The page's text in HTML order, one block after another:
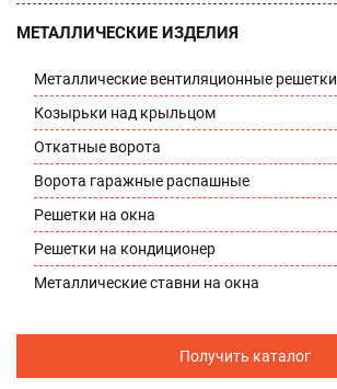
МЕТАЛЛИЧЕСКИЕ ИЗДЕЛИЯ
Металлические вентиляционные решетки
Козырьки над крыльцом
Откатные ворота
Ворота гаражные распашные
Решетки на окна
Решетки на кондиционер
Металлические ставни на окна
Получить каталог